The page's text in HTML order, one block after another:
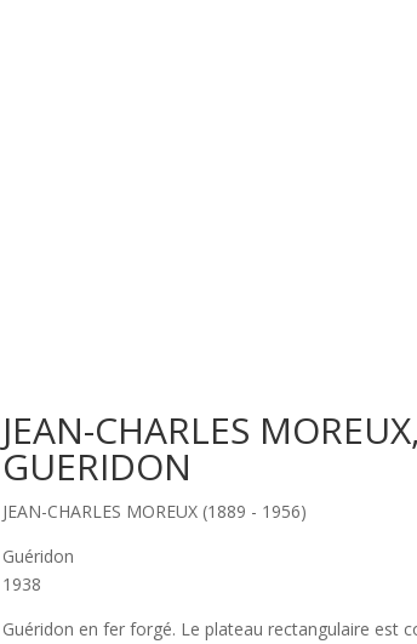
JEAN-CHARLES MOREUX,
GUERIDON
JEAN-CHARLES MOREUX (1889 - 1956)
Guéridon
1938
Guéridon en fer forgé. Le plateau rectangulaire est